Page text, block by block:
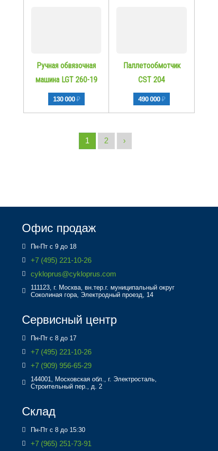
Ручная обвязочная
машина LGT 260-19
130 000₽
Паллетообмотчик
CST 204
490 000₽
1 2 ›
Офис продаж
Пн-Пт с 9 до 18
+7 (495) 221-10-26
cykloprus@cykloprus.com
111123, г. Москва, вн.тер.г. муниципальный округ
Соколиная гора, Электродный проезд, 14
Сервисный центр
Пн-Пт с 8 до 17
+7 (495) 221-10-26
+7 (909) 956-65-29
144001, Московская обл., г. Электросталь,
Строительный пер., д. 2
Склад
Пн-Пт с 8 до 15:30
+7 (965) 251-73-91